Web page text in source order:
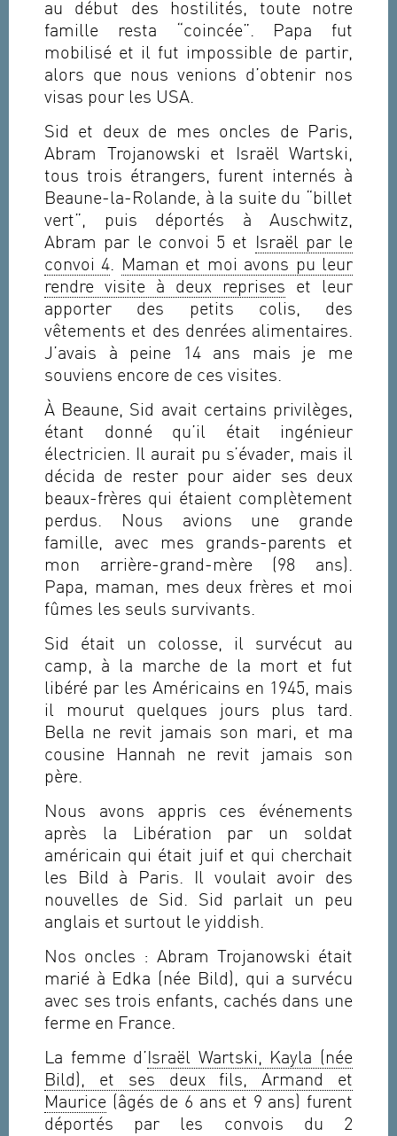
au début des hostilités, toute notre
famille resta “coincée”. Papa fut
mobilisé et il fut impossible de partir,
alors que nous venions d’obtenir nos
visas pour les USA.
Sid et deux de mes oncles de Paris,
Abram Trojanowski et Israël Wartski,
tous trois étrangers, furent internés à
Beaune-la-Rolande, à la suite du “billet
vert”, puis déportés à Auschwitz,
Abram par le convoi 5 et Israël par le
convoi 4. Maman et moi avons pu leur
rendre visite à deux reprises et leur
apporter des petits colis, des
vêtements et des denrées alimentaires.
J’avais à peine 14 ans mais je me
souviens encore de ces visites.
À Beaune, Sid avait certains privilèges,
étant donné qu’il était ingénieur
électricien. Il aurait pu s’évader, mais il
décida de rester pour aider ses deux
beaux-frères qui étaient complètement
perdus. Nous avions une grande
famille, avec mes grands-parents et
mon arrière-grand-mère (98 ans).
Papa, maman, mes deux frères et moi
fûmes les seuls survivants.
Sid était un colosse, il survécut au
camp, à la marche de la mort et fut
libéré par les Américains en 1945, mais
il mourut quelques jours plus tard.
Bella ne revit jamais son mari, et ma
cousine Hannah ne revit jamais son
père.
Nous avons appris ces événements
après la Libération par un soldat
américain qui était juif et qui cherchait
les Bild à Paris. Il voulait avoir des
nouvelles de Sid. Sid parlait un peu
anglais et surtout le yiddish.
Nos oncles : Abram Trojanowski était
marié à Edka (née Bild), qui a survécu
avec ses trois enfants, cachés dans une
ferme en France.
La femme d’ Israël Wartski, Kayla (née
Bild), et ses deux fils, Armand et
Maurice (âgés de 6 ans et 9 ans) furent
déportés par les convois du 2